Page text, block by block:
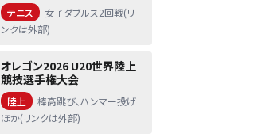
テニス
女子ダブルス2回戦(リ
ンクは外部)
オレゴン2026 U20世界陸上
競技選手権大会
陸上
棒高跳び、ハンマー投げ
ほか(リンクは外部)